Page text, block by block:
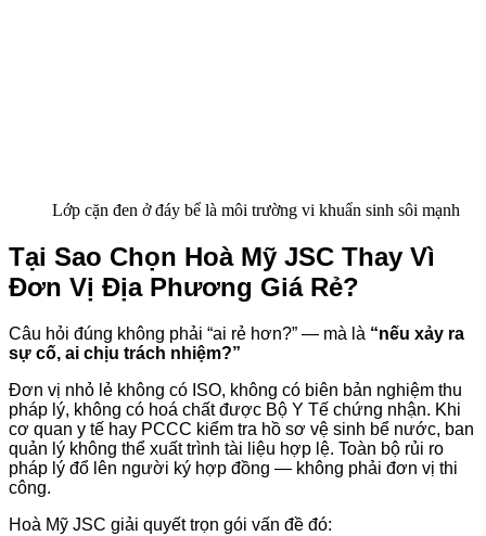
Lớp cặn đen ở đáy bể là môi trường vi khuẩn sinh sôi mạnh
Tại Sao Chọn Hoà Mỹ JSC Thay Vì
Đơn Vị Địa Phương Giá Rẻ?
Câu hỏi đúng không phải “ai rẻ hơn?” — mà là “nếu xảy ra
sự cố, ai chịu trách nhiệm?”
Đơn vị nhỏ lẻ không có ISO, không có biên bản nghiệm thu
pháp lý, không có hoá chất được Bộ Y Tế chứng nhận. Khi
cơ quan y tế hay PCCC kiểm tra hồ sơ vệ sinh bể nước, ban
quản lý không thể xuất trình tài liệu hợp lệ. Toàn bộ rủi ro
pháp lý đổ lên người ký hợp đồng — không phải đơn vị thi
công.
Hoà Mỹ JSC giải quyết trọn gói vấn đề đó: